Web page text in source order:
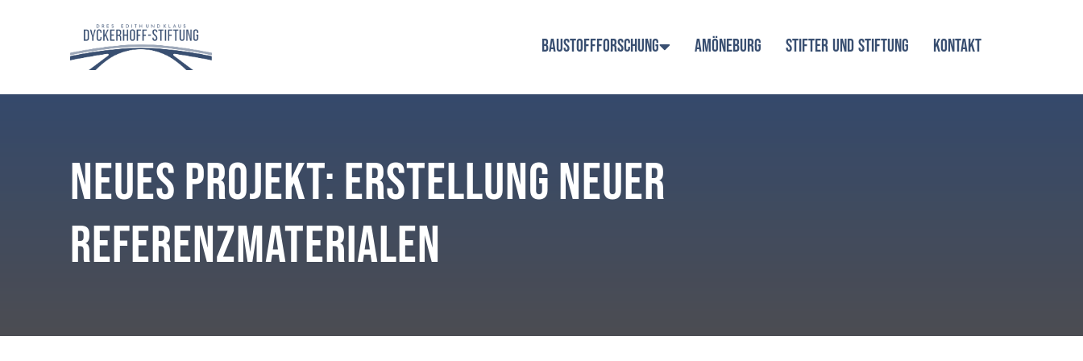
BAUSTOFFFORSCHUNG AMÖNEBURG STIFTER UND STIFTUNG KONTAKT
Neues Projekt: Erstellung neuer
Referenzmaterialen